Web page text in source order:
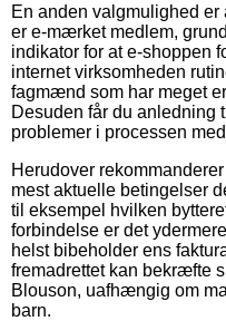
En anden valgmulighed
er e-mærket medlem,
indikator for at e-shoppen
internet virksomheden
fagmænd som har meget
Desuden får du anledning
problemer i processen
Herudover
mest aktuelle betingelser
til eksempel hvilken
forbindelse er det
helst bibeholder ens
fremadrettet kan bekræfte
Blouson, uafhængig om
barn.